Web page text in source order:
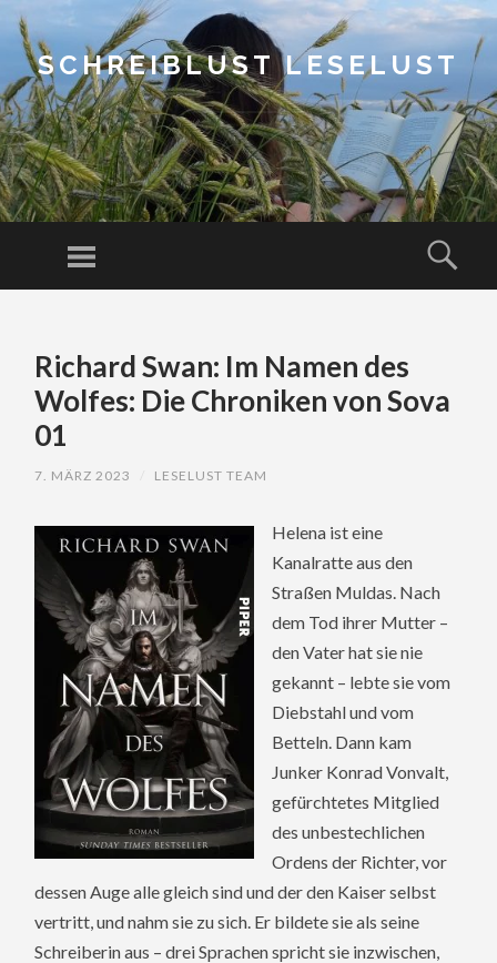
SCHREIBLUST LESELUST
Menu
CONTENTRichard Swan: Im Namen des
Wolfes: Die Chroniken von Sova
01
7. MÄRZ 2023 LESELUST TEAM
Helena ist eine
Kanalratte aus den
Straßen Muldas. Nach
dem Tod ihrer Mutter –
den Vater hat sie nie
gekannt – lebte sie vom
Diebstahl und vom
Betteln. Dann kam
Junker Konrad Vonvalt,
gefürchtetes Mitglied
des unbestechlichen
Ordens der Richter, vor
dessen Auge alle gleich sind und der den Kaiser selbst
vertritt, und nahm sie zu sich. Er bildete sie als seine
Schreiberin aus – drei Sprachen spricht sie inzwischen,